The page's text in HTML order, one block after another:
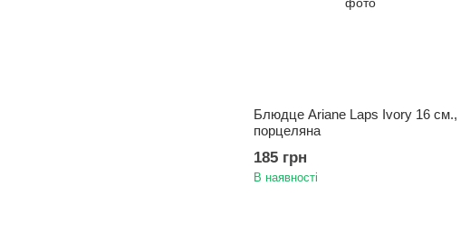
Блюдце Ariane Laps Ivory 16 см.,
порцеляна
185 грн
В наявності